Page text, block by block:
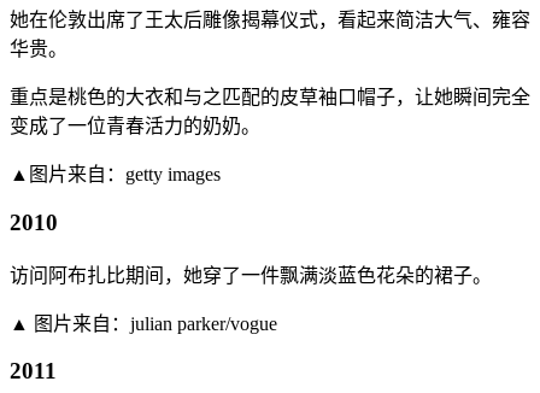
她在伦敦出席了王太后雕像揭幕仪式，看起来简洁大气、雍容
华贵。
重点是桃色的大衣和与之匹配的皮草袖口帽子，让她瞬间完全
变成了一位青春活力的奶奶。
▲图片来自：getty images
2010
访问阿布扎比期间，她穿了一件飘满淡蓝色花朵的裙子。
▲ 图片来自：julian parker/vogue
2011